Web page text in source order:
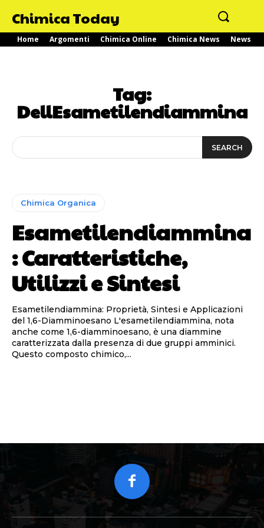
Chimica Today
Home Argomenti Chimica Online Chimica News News
Tag:
DellEsametilendiammina
SEARCH
Chimica Organica
Esametilendiammina
: Caratteristiche,
Utilizzi e Sintesi
Esametilendiammina: Proprietà, Sintesi e Applicazioni
del 1,6-Diamminoesano L'esametilendiammina, nota
anche come 1,6-diamminoesano, è una diammine
caratterizzata dalla presenza di due gruppi amminici.
Questo composto chimico,...